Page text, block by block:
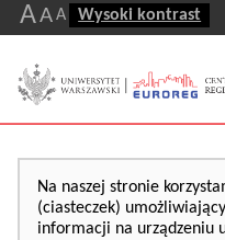
AA A Wysoki kontrast
Na naszej stronie
(ciasteczek)
informacji na urządzeniu